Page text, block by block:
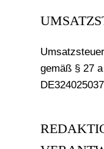
gemäß § 27
DE324025037